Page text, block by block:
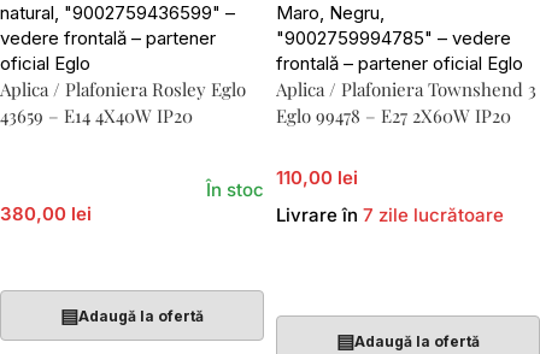
Aplica / Plafoniera Rosley Eglo
43659 – E14 4X40W IP20
380,00 lei
În stoc
▤Adaugă la ofertă
Aplica / Plafoniera Townshend 3
Eglo 99478 – E27 2X60W IP20
110,00 lei
Livrare în 7 zile lucrătoare
▤Adaugă la ofertă